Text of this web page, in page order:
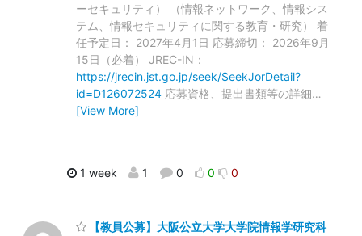
ーセキュリティ） （情報ネットワーク、情報シス
テム、情報セキュリティに関する教育・研究） 着
任予定日： 2027年4月1日 応募締切： 2026年9月
15日（必着） JREC-IN：
https://jrecin.jst.go.jp/seek/SeekJorDetail?
id=D126072524 応募資格、提出書類等の詳細…
[View More]
1 week 1 0 0 0
【教員公募】大阪公立大学大学院情報学研究科